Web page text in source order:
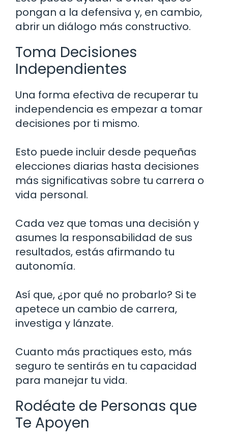
pongan a la defensiva y, en cambio,
abrir un diálogo más constructivo.
Toma Decisiones
Independientes
Una forma efectiva de recuperar tu
independencia es empezar a tomar
decisiones por ti mismo.
Esto puede incluir desde pequeñas
elecciones diarias hasta decisiones
más significativas sobre tu carrera o
vida personal.
Cada vez que tomas una decisión y
asumes la responsabilidad de sus
resultados, estás afirmando tu
autonomía.
Así que, ¿por qué no probarlo? Si te
apetece un cambio de carrera,
investiga y lánzate.
Cuanto más practiques esto, más
seguro te sentirás en tu capacidad
para manejar tu vida.
Rodéate de Personas que
Te Apoyen